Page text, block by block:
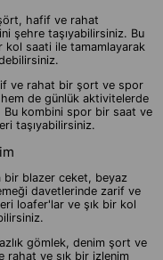
hafif ve rahat
şehre taşıyabilirsiniz. Bu
kol saati ile tamamlayarak
ve rahat bir şort ve spor
de günlük aktivitelerde
Bu kombini spor bir saat ve
taşıyabilirsiniz.
bir blazer ceket, beyaz
davetlerinde zarif ve
loafer'lar ve şık bir kol
gömlek, denim şort ve
rahat ve şık bir izlenim